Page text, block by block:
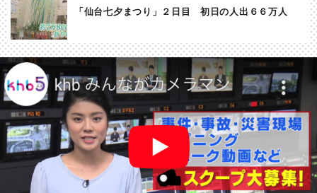
「仙台七夕まつり」２日目 初日の人出６６万人